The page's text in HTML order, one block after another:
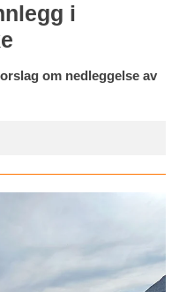
i
om nedleggelse av